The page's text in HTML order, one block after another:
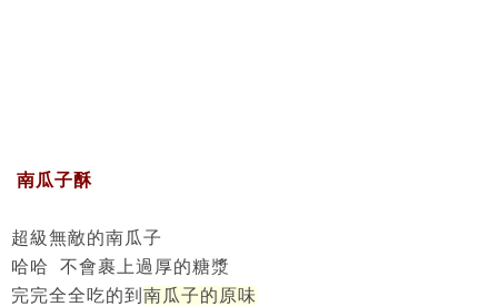
南瓜子酥
超級無敵的南瓜子
哈哈 不會裹上過厚的糖漿
完完全全吃的到 南瓜子的原味